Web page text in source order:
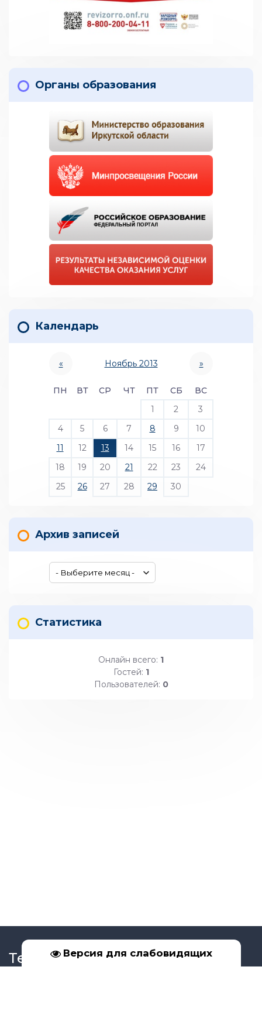
Версия для слабовидящих
Органы образования
Календарь
« Ноябрь 2013 »
ПН ВТ СР ЧТ ПТ СБ
ВС
1
2
3
4
5 6 7 8 9
10
11
12 13 14 15 16
17
18
19 20 21 22 23
24
25
26 27 28 29 30
Архив записей
Статистика
Онлайн всего: 1
Гостей: 1
Пользователей: 0
Телефон